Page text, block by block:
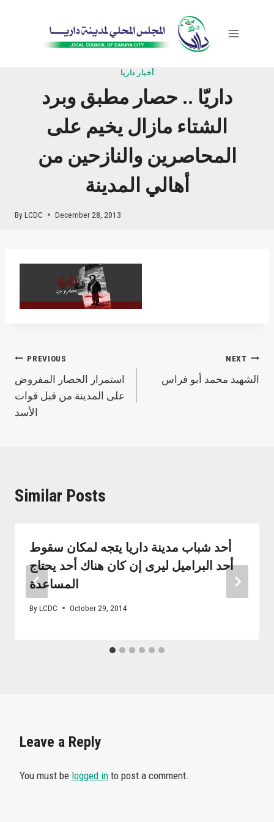
أخبار داريا
داريّا .. حصار مطبق وبرد
الشتاء مازال يخيم على
المحاصرين والنازحين من
أهالي المدينة
ByLCDC December 28, 2013
Post
navigation
PREVIOUS
استمرار الحصار المفروض
على المدينة من قبل قوات
الأسد
NEXT
الشهيد محمد أبو فراس
Similar Posts
أحد شباب مدينة داريا يتجه لمكان سقوط
أحد البراميل ليرى إن كان هناك أحد يحتاج
المساعدة
ByLCDC October 29, 2014
Leave a Reply
You must be logged in to post a comment.